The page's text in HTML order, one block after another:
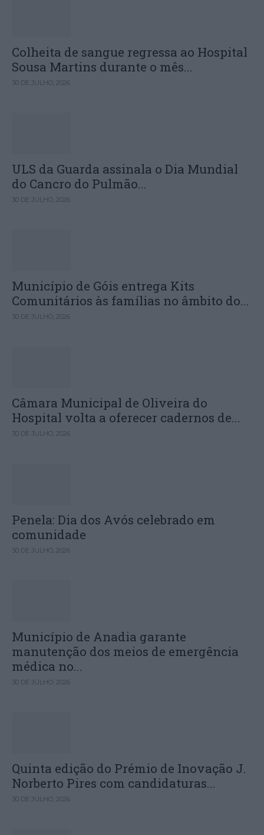
Colheita de sangue regressa ao Hospital
Sousa Martins durante o mês...
30 DE JULHO, 2026
ULS da Guarda assinala o Dia Mundial
do Cancro do Pulmão...
30 DE JULHO, 2026
Município de Góis entrega Kits
Comunitários às famílias no âmbito do...
30 DE JULHO, 2026
Câmara Municipal de Oliveira do
Hospital volta a oferecer cadernos de...
30 DE JULHO, 2026
Penela: Dia dos Avós celebrado em
comunidade
30 DE JULHO, 2026
Município de Anadia garante
manutenção dos meios de emergência
médica no...
30 DE JULHO, 2026
Quinta edição do Prémio de Inovação J.
Norberto Pires com candidaturas...
30 DE JULHO, 2026